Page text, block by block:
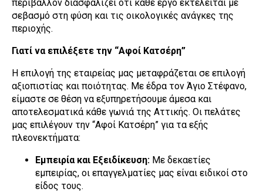
περιβάλλον διασφαλίζει ότι κάθε έργο εκτελείται με
σεβασμό στη φύση και τις οικολογικές ανάγκες της
περιοχής.
Γιατί να επιλέξετε την “Αφοί Κατσέρη”
Η επιλογή της εταιρείας μας μεταφράζεται σε επιλογή
αξιοπιστίας και ποιότητας. Με έδρα τον Άγιο Στέφανο,
είμαστε σε θέση να εξυπηρετήσουμε άμεσα και
αποτελεσματικά κάθε γωνιά της Αττικής. Οι πελάτες
μας επιλέγουν την “Αφοί Κατσέρη” για τα εξής
πλεονεκτήματα:
Εμπειρία και Εξειδίκευση: Με δεκαετίες
εμπειρίας, οι επαγγελματίες μας είναι ειδικοί στο
είδος τους.